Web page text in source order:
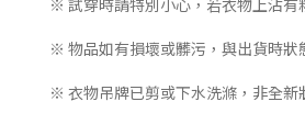
※ 試穿時請特別小心，若衣物上沾有
※ 物品如有損壞或髒污，與出貨時狀
※ 衣物吊牌已剪或下水洗滌，非全新